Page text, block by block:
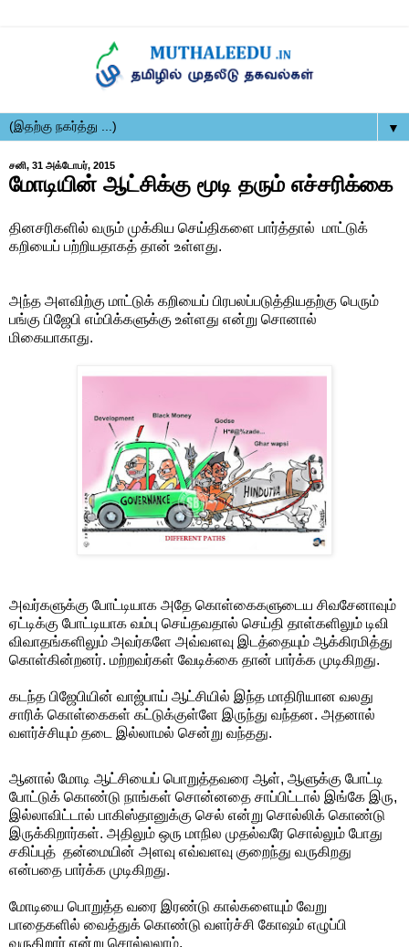
▼
சனி, 31 அக்டோபர், 2015
மோடியின் ஆட்சிக்கு மூடி தரும் எச்சரிக்கை
தினசரிகளில் வரும் முக்கிய செய்திகளை பார்த்தால் மாட்டுக்
கறியைப் பற்றியதாகத் தான் உள்ளது.
அந்த அளவிற்கு மாட்டுக் கறியைப் பிரபலப்படுத்தியதற்கு பெரும்
பங்கு பிஜேபி எம்பிக்களுக்கு உள்ளது என்று சொனால்
மிகையாகாது.
அவர்களுக்கு போட்டியாக அதே கொள்கைகளுடைய சிவசேனாவும்
ஏட்டிக்கு போட்டியாக வம்பு செய்தவதால் செய்தி தாள்களிலும் டிவி
விவாதங்களிலும் அவர்களே அவ்வளவு இடத்தையும் ஆக்கிரமித்து
கொள்கின்றனர். மற்றவர்கள் வேடிக்கை தான் பார்க்க முடிகிறது.
கடந்த பிஜேபியின் வாஜ்பாய் ஆட்சியில் இந்த மாதிரியான வலது
சாரிக் கொள்கைகள் கட்டுக்குள்ளே இருந்து வந்தன. அதனால்
வளர்ச்சியும் தடை இல்லாமல் சென்று வந்தது.
ஆனால் மோடி ஆட்சியைப் பொறுத்தவரை ஆள், ஆளுக்கு போட்டி
போட்டுக் கொண்டு நாங்கள் சொன்னதை சாப்பிட்டால் இங்கே இரு,
இல்லாவிட்டால் பாகிஸ்தானுக்கு செல் என்று சொல்லிக் கொண்டு
இருக்கிறார்கள். அதிலும் ஒரு மாநில முதல்வரே சொல்லும் போது
சகிப்புத் தன்மையின் அளவு எவ்வளவு குறைந்து வருகிறது
என்பதை பார்க்க முடிகிறது.
மோடியை பொறுத்த வரை இரண்டு கால்களையும் வேறு
பாதைகளில் வைத்துக் கொண்டு வளர்ச்சி கோஷம் எழுப்பி
வருகிறார் என்று சொல்லலாம்.